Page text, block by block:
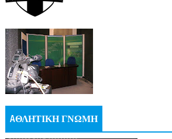
AΘΛΗΤΙΚΗ ΓΝΩΜΗ